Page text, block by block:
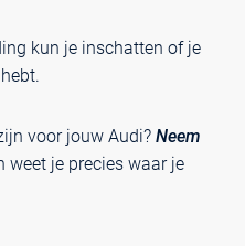
kun je inschatten of je
voor jouw Audi? Neem
weet je precies waar je